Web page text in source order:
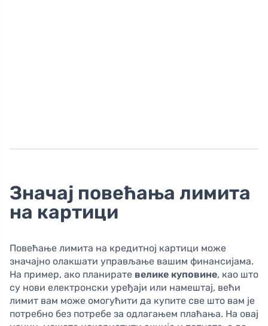
Значај повећања лимита
на картици
Повећање лимита на кредитној картици може
значајно олакшати управљање вашим финансијама.
На пример, ако планирате велике куповине, као што
су нови електронски уређаји или намештај, већи
лимит вам може омогућити да купите све што вам је
потребно без потребе за одлагањем плаћања. На овај